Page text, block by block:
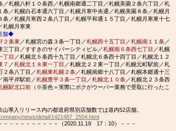
／札幌八軒１０条西／札幌南郷通二丁目／札幌美園２条六丁目／札
条／札幌白石本通六丁目／札幌月寒中央通／札幌美園８条／札幌月
条／札幌月寒西２条八丁目／札幌平和通１５丁目／札幌月寒東十七
札幌月寒東
舗◆
２条東 ／札幌宮の森３条一丁目／札幌西十五丁目 ／札幌南１１条 ／
三丁目／すすきのサイバーシティビル／札幌南６条西七丁目 ／札幌
丁目 ／札幌北５条西十九丁目／札幌北６条西十四丁目／札幌北１２
７ ／札幌北１８東一丁目 ／札幌北２２東一丁目／札幌元町駅前／札
２条八丁目／札幌東札幌２条 ／札幌南郷十八丁目／札幌本郷通十三
南平岸駅前／札幌豊平３条一丁目 ／札幌北１０条 ／札幌北２３条西
幌駅北口前 （※茶色＝実際にボクがウーバー業務で受取に行ったこ
山導入リリース内の都道府県別店舗数では道内52店舗。
news/detail/1421487_2504.html
－－－－－－－－－－（2020.11.19 17：10）－－－